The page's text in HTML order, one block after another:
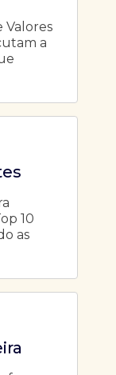
Valores
a
10
as